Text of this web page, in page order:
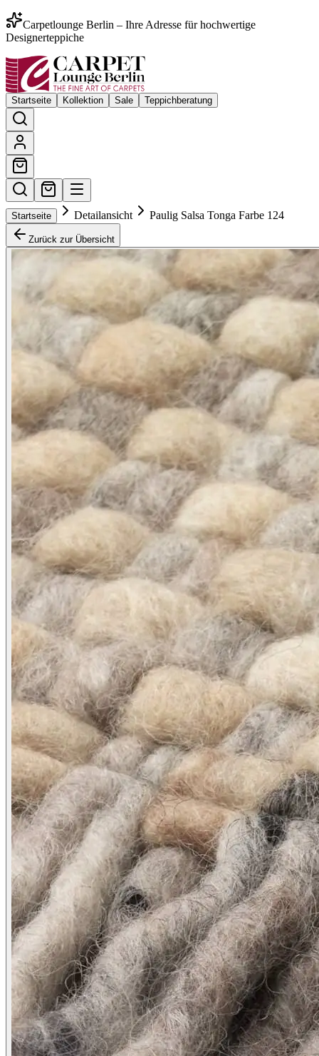
Carpetlounge Berlin – Ihre Adresse für hochwertige
Designerteppiche
Startseite Kollektion Sale Teppichberatung
Startseite Detailansicht Paulig Salsa Tonga Farbe 124
Zurück zur Übersicht